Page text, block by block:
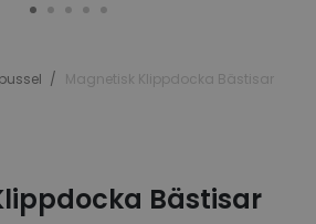
Magnetisk Klippdocka Bästisar
Bästisar